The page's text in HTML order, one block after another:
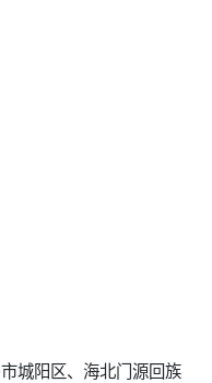
城阳区、海北门源回族